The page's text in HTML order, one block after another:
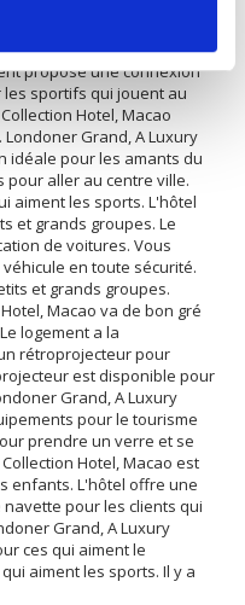
aiment le shopping. L'hôtel
peuvent profiter du
propose une connexion
sportifs qui jouent au
Hotel, Macao
Grand, A Luxury
idéale pour les amants du
pour aller au centre ville.
aiment les sports. L'hôtel
et grands groupes. Le
de voitures. Vous
en toute sécurité.
et grands groupes.
Macao va de bon gré
logement a la
rétroprojecteur pour
est disponible pour
Grand, A Luxury
pour le tourisme
prendre un verre et se
Hotel, Macao est
enfants. L'hôtel offre une
pour les clients qui
Grand, A Luxury
ces qui aiment le
aiment les sports. Il y a